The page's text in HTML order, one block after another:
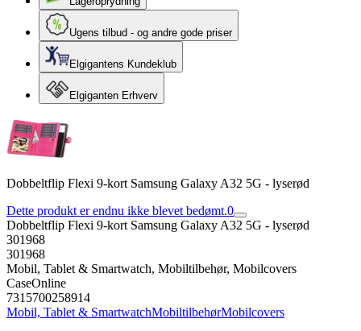
Ugens tilbud - og andre gode priser
Elgigantens Kundeklub
Elgiganten Erhverv
Dobbeltflip Flexi 9-kort Samsung Galaxy A32 5G - lyserød
Dette produkt er endnu ikke blevet bedømt.0
Dobbeltflip Flexi 9-kort Samsung Galaxy A32 5G - lyserød
301968
301968
Mobil, Tablet & Smartwatch, Mobiltilbehør, Mobilcovers
CaseOnline
7315700258914
Mobil, Tablet & SmartwatchMobiltilbehørMobilcovers